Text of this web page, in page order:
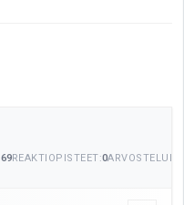
69REAKTIOPISTEET:0